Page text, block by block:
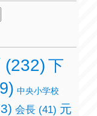
(232) 下
中央小学校
会長(41) 元